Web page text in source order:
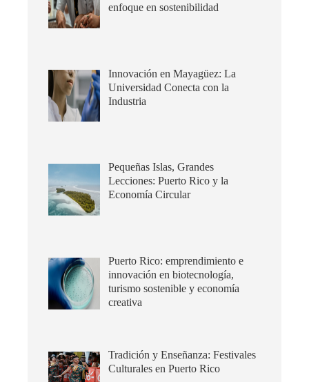
enfoque en sostenibilidad
Innovación en Mayagüez: La
Universidad Conecta con la
Industria
Pequeñas Islas, Grandes
Lecciones: Puerto Rico y la
Economía Circular
Puerto Rico: emprendimiento e
innovación en biotecnología,
turismo sostenible y economía
creativa
Tradición y Enseñanza: Festivales
Culturales en Puerto Rico